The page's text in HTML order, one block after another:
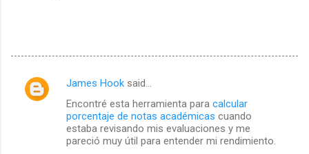
C
James Hook said…
Encontré esta herramienta para calcular
porcentaje de notas académicas cuando
estaba revisando mis evaluaciones y me
pareció muy útil para entender mi rendimiento.